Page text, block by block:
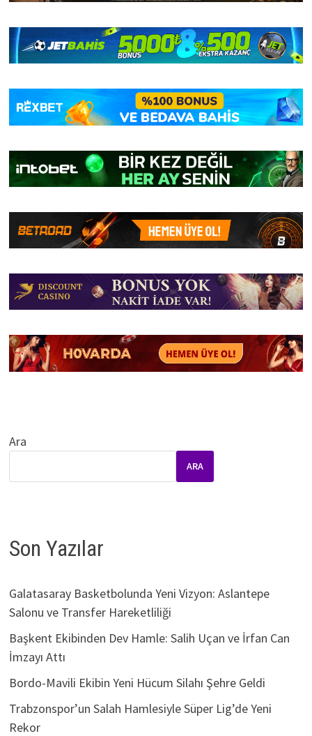
Ara
ARA
Son Yazılar
Galatasaray Basketbolunda Yeni Vizyon: Aslantepe
Salonu ve Transfer Hareketliliği
Başkent Ekibinden Dev Hamle: Salih Uçan ve İrfan Can
İmzayı Attı
Bordo-Mavili Ekibin Yeni Hücum Silahı Şehre Geldi
Trabzonspor’un Salah Hamlesiyle Süper Lig’de Yeni
Rekor